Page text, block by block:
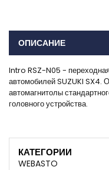
ОПИСАНИЕ
Intro RSZ-N05 -
автомобилей SUZUKI SX4.
автомагнитолы
головного устройства.
КАТЕГОРИИ
WEBASTO